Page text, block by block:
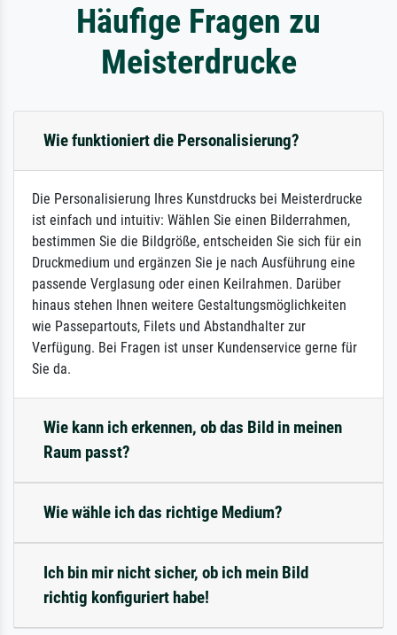
Häufige Fragen zu
Meisterdrucke
Wie funktioniert die Personalisierung?
Die Personalisierung Ihres Kunstdrucks bei Meisterdrucke
ist einfach und intuitiv: Wählen Sie einen Bilderrahmen,
bestimmen Sie die Bildgröße, entscheiden Sie sich für ein
Druckmedium und ergänzen Sie je nach Ausführung eine
passende Verglasung oder einen Keilrahmen. Darüber
hinaus stehen Ihnen weitere Gestaltungsmöglichkeiten
wie Passepartouts, Filets und Abstandhalter zur
Verfügung. Bei Fragen ist unser Kundenservice gerne für
Sie da.
Wie kann ich erkennen, ob das Bild in meinen
Raum passt?
Wie wähle ich das richtige Medium?
Ich bin mir nicht sicher, ob ich mein Bild
richtig konfiguriert habe!